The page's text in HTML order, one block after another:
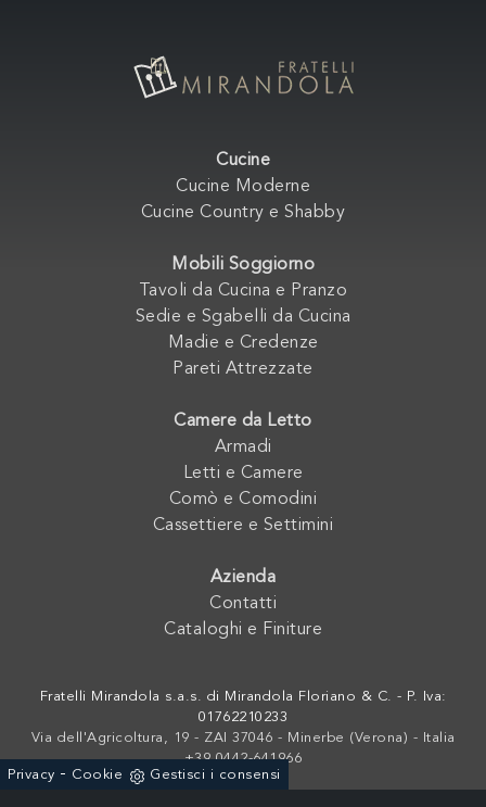
Cucine
Cucine Moderne
Cucine Country e Shabby
Mobili Soggiorno
Tavoli da Cucina e Pranzo
Sedie e Sgabelli da Cucina
Madie e Credenze
Pareti Attrezzate
Camere da Letto
Armadi
Letti e Camere
Comò e Comodini
Cassettiere e Settimini
Azienda
Contatti
Cataloghi e Finiture
Fratelli Mirandola s.a.s. di Mirandola Floriano & C. - P. Iva:
01762210233
Via dell'Agricoltura, 19 - ZAI 37046 - Minerbe (Verona) - Italia
+39 0442-641966
Privacy - Cookie Gestisci i consensi